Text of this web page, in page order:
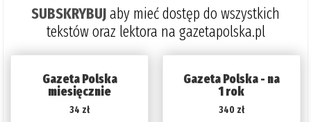
SUBSKRYBUJaby mieć dostęp do wszystkich
tekstów oraz lektora na gazetapolska.pl
Gazeta Polska
miesięcznie
34 zł
Gazeta Polska - na
1 rok
340 zł